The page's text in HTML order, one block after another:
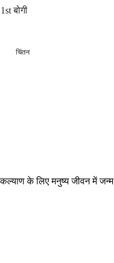
बोगी
चिंतन
के लिए मनुष्य जीवन में जन्म